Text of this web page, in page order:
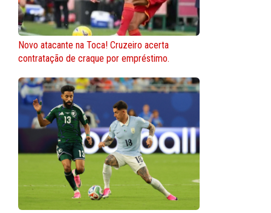
Novo atacante na Toca! Cruzeiro acerta
contratação de craque por empréstimo.